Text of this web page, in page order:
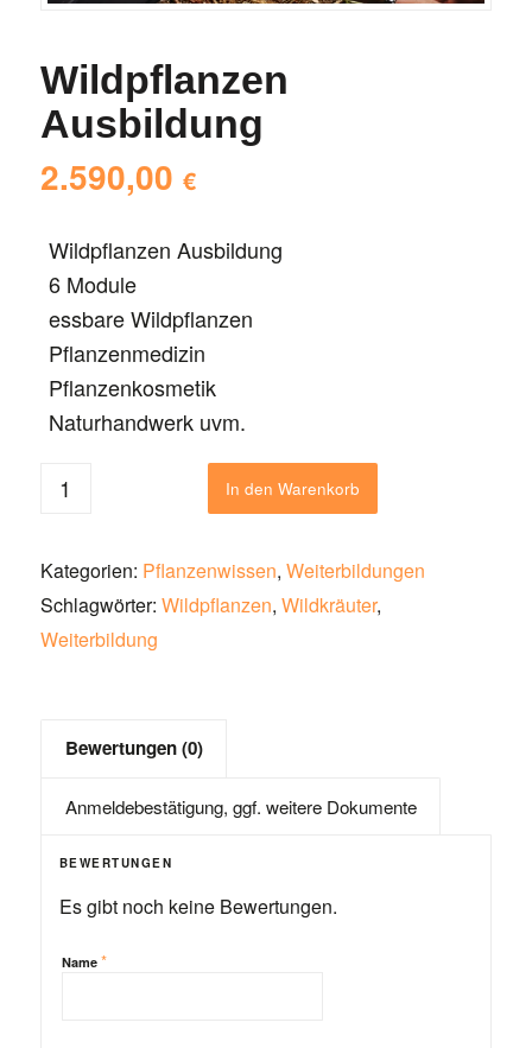
Wildpflanzen
Ausbildung
2.590,00 €
Wildpflanzen Ausbildung
6 Module
essbare Wildpflanzen
Pflanzenmedizin
Pflanzenkosmetik
Naturhandwerk uvm.
In den Warenkorb
Kategorien: Pflanzenwissen, Weiterbildungen
Schlagwörter: Wildpflanzen, Wildkräuter,
Weiterbildung
Bewertungen (0)
Anmeldebestätigung, ggf. weitere Dokumente
BEWERTUNGEN
Es gibt noch keine Bewertungen.
Name *